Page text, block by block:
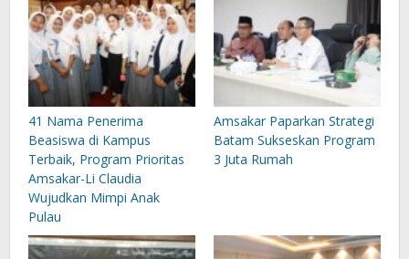
41 Nama Penerima
Beasiswa di Kampus
Terbaik, Program Prioritas
Amsakar-Li Claudia
Wujudkan Mimpi Anak
Pulau
Amsakar Paparkan Strategi
Batam Sukseskan Program
3 Juta Rumah